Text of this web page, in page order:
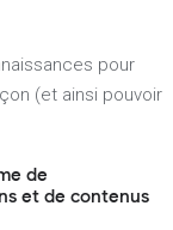
pour
(et ainsi pouvoir
de
et de contenus